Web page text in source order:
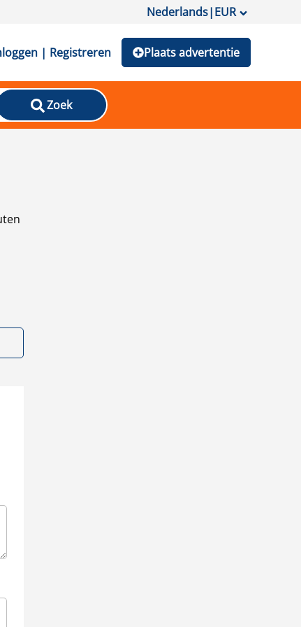
Nederlands|EUR
| Registreren Plaats advertentie
Zoek